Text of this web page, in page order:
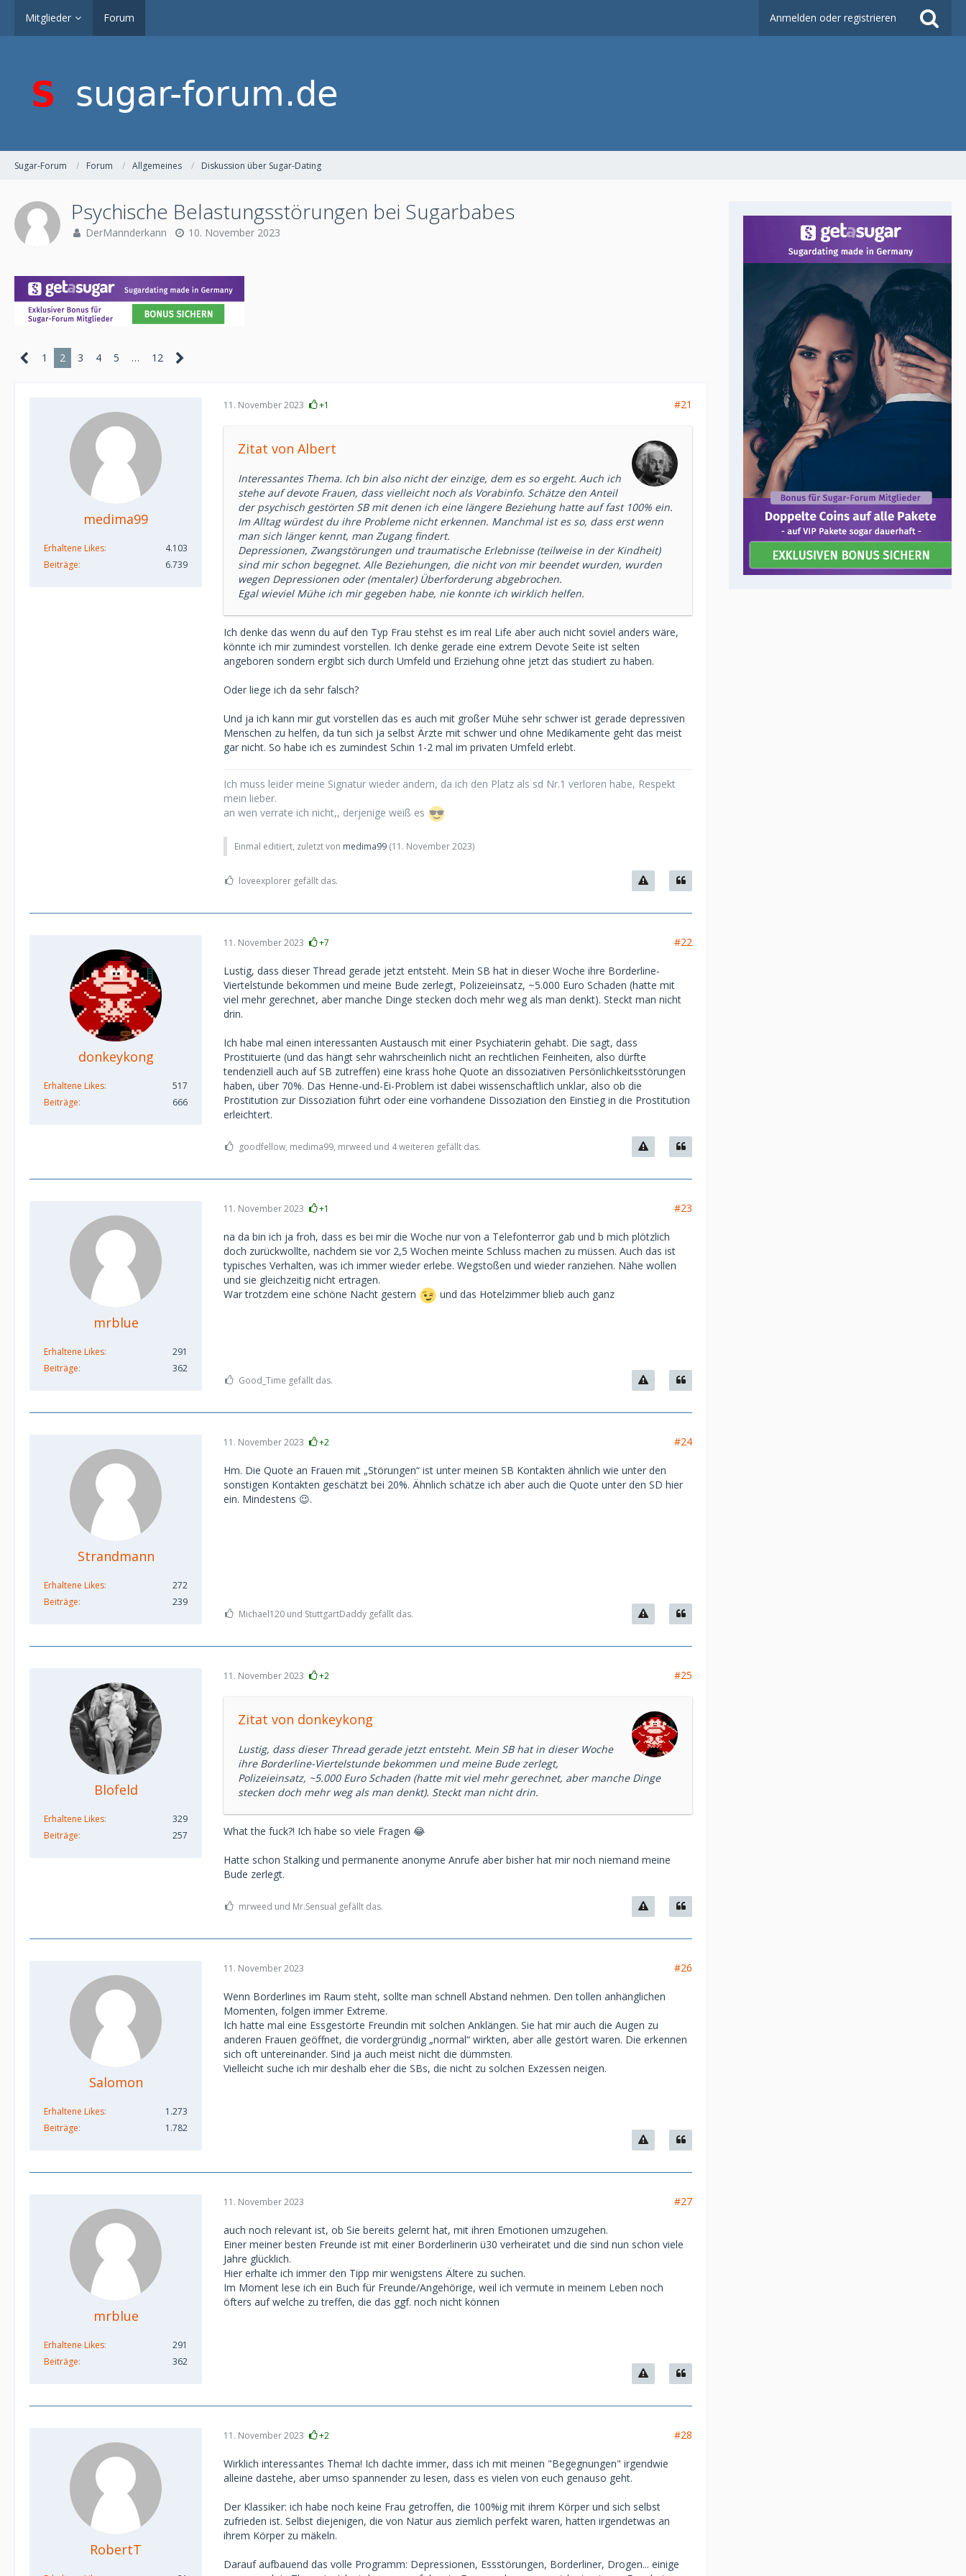
Mitglieder Forum Anmelden oder registrieren
Sugar-Forum Forum Allgemeines Diskussion über Sugar-Dating
Psychische Belastungsstörungen bei Sugarbabes
DerMannderkann 10. November 2023
1 2 3 4 5 … 12
medima99
Erhaltene Likes
4.103
Beiträge
6.739
11. November 2023 +1 #21
Zitat von Albert
Interessantes Thema. Ich bin also nicht der einzige, dem es so ergeht. Auch ich
stehe auf devote Frauen, dass vielleicht noch als Vorabinfo. Schätze den Anteil
der psychisch gestörten SB mit denen ich eine längere Beziehung hatte auf fast 100% ein.
Im Alltag würdest du ihre Probleme nicht erkennen. Manchmal ist es so, dass erst wenn
man sich länger kennt, man Zugang findert.
Depressionen, Zwangstörungen und traumatische Erlebnisse (teilweise in der Kindheit)
sind mir schon begegnet. Alle Beziehungen, die nicht von mir beendet wurden, wurden
wegen Depressionen oder (mentaler) Überforderung abgebrochen.
Egal wieviel Mühe ich mir gegeben habe, nie konnte ich wirklich helfen.
Ich denke das wenn du auf den Typ Frau stehst es im real Life aber auch nicht soviel anders wäre,
könnte ich mir zumindest vorstellen. Ich denke gerade eine extrem Devote Seite ist selten
angeboren sondern ergibt sich durch Umfeld und Erziehung ohne jetzt das studiert zu haben.
Oder liege ich da sehr falsch?
Und ja ich kann mir gut vorstellen das es auch mit großer Mühe sehr schwer ist gerade depressiven
Menschen zu helfen, da tun sich ja selbst Ärzte mit schwer und ohne Medikamente geht das meist
gar nicht. So habe ich es zumindest Schin 1-2 mal im privaten Umfeld erlebt.
Ich muss leider meine Signatur wieder ändern, da ich den Platz als sd Nr.1 verloren habe, Respekt
mein lieber.
an wen verrate ich nicht,, derjenige weiß es
Einmal editiert, zuletzt von medima99 (11. November 2023)
loveexplorer gefällt das.
donkeykong
Erhaltene Likes
517
Beiträge
666
11. November 2023 +7 #22
Lustig, dass dieser Thread gerade jetzt entsteht. Mein SB hat in dieser Woche ihre Borderline-
Viertelstunde bekommen und meine Bude zerlegt, Polizeieinsatz, ~5.000 Euro Schaden (hatte mit
viel mehr gerechnet, aber manche Dinge stecken doch mehr weg als man denkt). Steckt man nicht
drin.
Ich habe mal einen interessanten Austausch mit einer Psychiaterin gehabt. Die sagt, dass
Prostituierte (und das hängt sehr wahrscheinlich nicht an rechtlichen Feinheiten, also dürfte
tendenziell auch auf SB zutreffen) eine krass hohe Quote an dissoziativen Persönlichkeitsstörungen
haben, über 70%. Das Henne-und-Ei-Problem ist dabei wissenschaftlich unklar, also ob die
Prostitution zur Dissoziation führt oder eine vorhandene Dissoziation den Einstieg in die Prostitution
erleichtert.
goodfellow, medima99, mrweed und 4 weiteren gefällt das.
mrblue
Erhaltene Likes
291
Beiträge
362
11. November 2023 +1 #23
na da bin ich ja froh, dass es bei mir die Woche nur von a Telefonterror gab und b mich plötzlich
doch zurückwollte, nachdem sie vor 2,5 Wochen meinte Schluss machen zu müssen. Auch das ist
typisches Verhalten, was ich immer wieder erlebe. Wegstoßen und wieder ranziehen. Nähe wollen
und sie gleichzeitig nicht ertragen.
War trotzdem eine schöne Nacht gestern
und das Hotelzimmer blieb auch ganz
Good_Time gefällt das.
Strandmann
Erhaltene Likes
272
Beiträge
239
11. November 2023 +2 #24
Hm. Die Quote an Frauen mit „Störungen“ ist unter meinen SB Kontakten ähnlich wie unter den
sonstigen Kontakten geschätzt bei 20%. Ähnlich schätze ich aber auch die Quote unter den SD hier
ein. Mindestens 😉.
Michael120 und StuttgartDaddy gefällt das.
Blofeld
Erhaltene Likes
329
Beiträge
257
11. November 2023 +2 #25
Zitat von donkeykong
Lustig, dass dieser Thread gerade jetzt entsteht. Mein SB hat in dieser Woche
ihre Borderline-Viertelstunde bekommen und meine Bude zerlegt,
Polizeieinsatz, ~5.000 Euro Schaden (hatte mit viel mehr gerechnet, aber manche Dinge
stecken doch mehr weg als man denkt). Steckt man nicht drin.
What the fuck?! Ich habe so viele Fragen 😂
Hatte schon Stalking und permanente anonyme Anrufe aber bisher hat mir noch niemand meine
Bude zerlegt.
mrweed und Mr.Sensual gefällt das.
Salomon
Erhaltene Likes
1.273
Beiträge
1.782
11. November 2023 #26
Wenn Borderlines im Raum steht, sollte man schnell Abstand nehmen. Den tollen anhänglichen
Momenten, folgen immer Extreme.
Ich hatte mal eine Essgestörte Freundin mit solchen Anklängen. Sie hat mir auch die Augen zu
anderen Frauen geöffnet, die vordergründig „normal“ wirkten, aber alle gestört waren. Die erkennen
sich oft untereinander. Sind ja auch meist nicht die dümmsten.
Vielleicht suche ich mir deshalb eher die SBs, die nicht zu solchen Exzessen neigen.
mrblue
Erhaltene Likes
291
Beiträge
362
11. November 2023 #27
auch noch relevant ist, ob Sie bereits gelernt hat, mit ihren Emotionen umzugehen.
Einer meiner besten Freunde ist mit einer Borderlinerin ü30 verheiratet und die sind nun schon viele
Jahre glücklich.
Hier erhalte ich immer den Tipp mir wenigstens Ältere zu suchen.
Im Moment lese ich ein Buch für Freunde/Angehörige, weil ich vermute in meinem Leben noch
öfters auf welche zu treffen, die das ggf. noch nicht können
RobertT
11. November 2023 +2 #28
Wirklich interessantes Thema! Ich dachte immer, dass ich mit meinen "Begegnungen" irgendwie
alleine dastehe, aber umso spannender zu lesen, dass es vielen von euch genauso geht.
Der Klassiker: ich habe noch keine Frau getroffen, die 100%ig mit ihrem Körper und sich selbst
zufrieden ist. Selbst diejenigen, die von Natur aus ziemlich perfekt waren, hatten irgendetwas an
ihrem Körper zu mäkeln.
Darauf aufbauend das volle Programm: Depressionen, Essstörungen, Borderliner, Drogen... einige